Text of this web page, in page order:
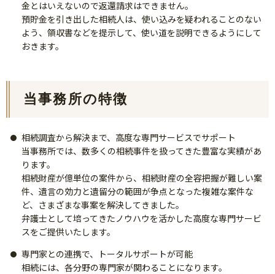
金とはいえないので返還請求はできません。
預貯金を引き出した相続人は、使い込みを疑われることのない
よう、領収書などを提示して、使い道を説明できるようにして
おきます。
当事務所の特徴
相続調査から解決まで、高度な専門サービスでサポート
当事務所では、数多くの相続事件を扱ってきた豊富な実績があ
ります。
相続財産が億単位の案件から、相続財産の全容把握が難しい案
件、遺言の効力と遺留分の範囲が争点となった複雑な案件な
ど、さまざまな事案を解決してきました。
弁護士として培ってきたノウハウを活かした高度な専門サービ
スをご提供いたします。
専門家との連携で、トータルサポートが可能
相続には、各分野の専門家が関わることになります。